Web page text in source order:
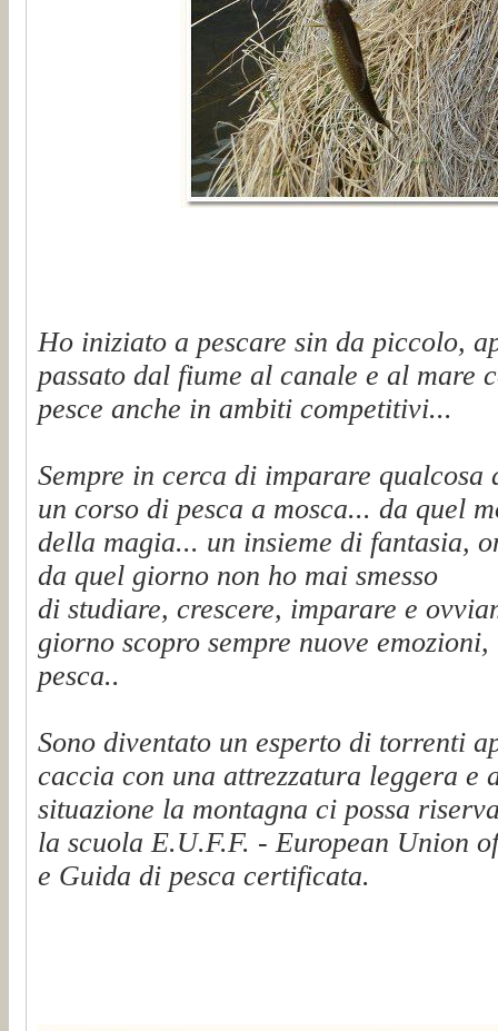
Ho iniziato a pescare sin da piccolo,
passato dal fiume al canale e al mare
pesce anche in ambiti competitivi...
Sempre in cerca di imparare
un corso di pesca a mosca... da quel
della magia... un insieme di fantasia,
da quel giorno non ho mai smesso
di studiare, crescere, imparare e
giorno scopro sempre nuove
pesca..
Sono diventato un esperto di torrenti
caccia con una attrezzatura leggera e
situazione la montagna ci possa
la scuola E.U.F.F. - European Union
e Guida di pesca certificata.